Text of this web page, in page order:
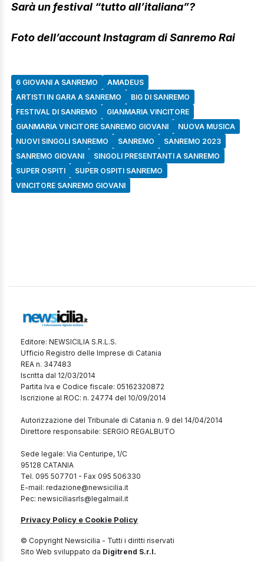
Sarà un festival “tutto all’italiana”?
Foto dell’account Instagram di Sanremo Rai
6 GIOVANI A SANREMO
AMADEUS
ARTISTI IN GARA A SANREMO
BIG DI SANREMO
FESTIVAL DI SANREMO
GIANMARIA VINCITORE
GIANMARIA VINCITORE SANREMO GIOVANI
NUOVA MUSICA
NUOVI SINGOLI SANREMO
SANREMO
SANREMO 2023
SANREMO GIOVANI
SINGOLI PRESENTANTI A SANREMO
SUPER OSPITI
SUPER OSPITI SANREMO
VINCITORE SANREMO GIOVANI
Editore: NEWSICILIA S.R.L.S.
Ufficio Registro delle Imprese di Catania
REA n. 347483
Iscritta dal 12/03/2014
Partita Iva e Codice fiscale: 05162320872
Iscrizione al ROC: n. 24774 del 10/09/2014
Autorizzazione del Tribunale di Catania n. 9 del 14/04/2014
Direttore responsabile: SERGIO REGALBUTO
Sede legale: Via Centuripe, 1/C
95128 CATANIA
Tel. 095 507701 - Fax 095 506330
E-mail: redazione@newsicilia.it
Pec: newsiciliasrls@legalmail.it
Privacy Policy e Cookie Policy
© Copyright Newsicilia - Tutti i diritti riservati
Sito Web sviluppato da Digitrend S.r.l.